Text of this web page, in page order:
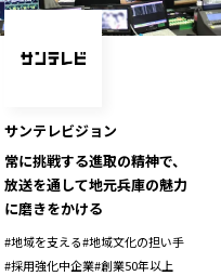
地域を代表する 企業100選
SDGsの先駆者
飲食店
ニッポンの百選大全集
サンテレビジョン
常に挑戦する進取の精神で、
放送を通して地元兵庫の魅力
に磨きをかける
#地域を支える#地域文化の担い手
#採用強化中企業#創業50年以上